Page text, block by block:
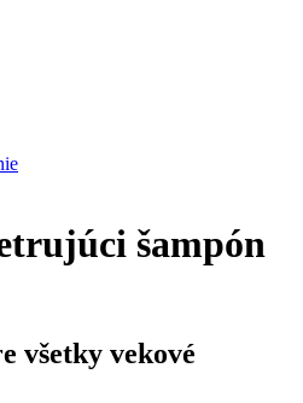
šampón
všetky vekové